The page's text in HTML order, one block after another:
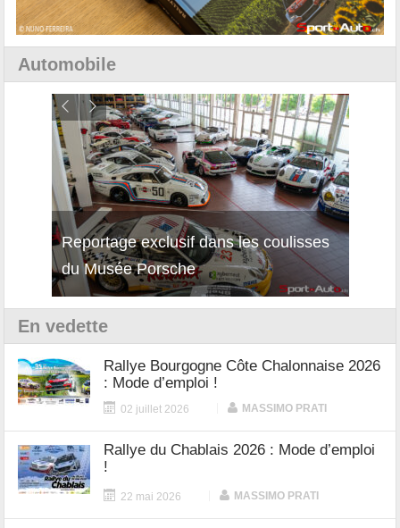
Automobile
Reportage exclusif dans les coulisses
du Musée Porsche
Découverte de la nouvelle Ferrari
12Cilindri Manuale
En vedette
Rallye Bourgogne Côte Chalonnaise 2026
: Mode d’emploi !
02 juillet 2026 MASSIMO PRATI
Rallye du Chablais 2026 : Mode d’emploi
!
22 mai 2026 MASSIMO PRATI